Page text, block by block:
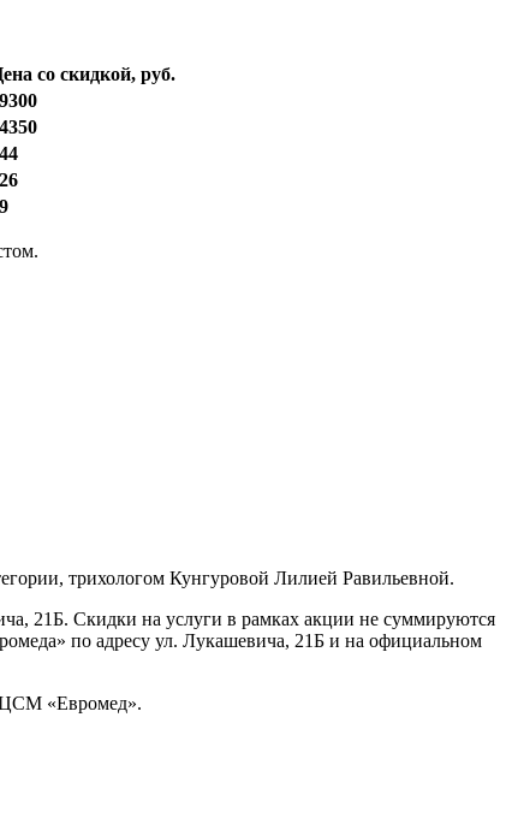
со скидкой, руб.
трихологом Кунгуровой Лилией Равильевной.
21Б. Скидки на услуги в рамках акции не суммируются
по адресу ул. Лукашевича, 21Б и на официальном
«Евромед».